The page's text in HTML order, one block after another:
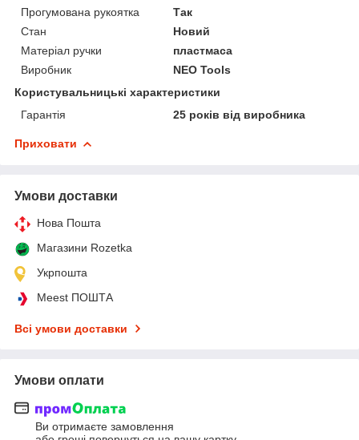
Прогумована рукоятка
Так
Стан
Новий
Матеріал ручки
пластмаса
Виробник
NEO Tools
Користувальницькі характеристики
Гарантія
25 років від виробника
Приховати
Умови доставки
Нова Пошта
Магазини Rozetka
Укрпошта
Meest ПОШТА
Всі умови доставки
Умови оплати
Ви отримаєте замовлення